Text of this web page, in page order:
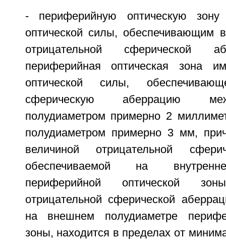
- периферийную оптическую зону
оптической силы, обеспечивающим
отрицательной сферической
периферийная оптическая зона
оптической силы,
сферическую аберрацию
полудиаметром примерно 2
полудиаметром примерно 3 мм,
величиной отрицательной
обеспечиваемой на
периферийной оптической
отрицательной сферической
на внешнем полудиаметре
зоны, находится в пределах от